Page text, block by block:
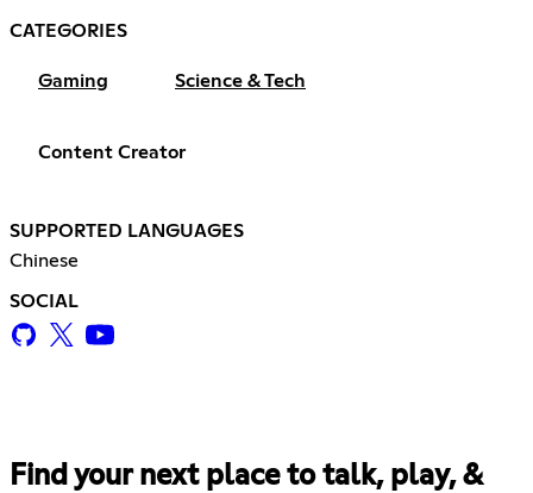
CATEGORIES
Gaming Science & Tech
Content Creator
SUPPORTED LANGUAGES
Chinese
SOCIAL
Find your next place to talk, play, &